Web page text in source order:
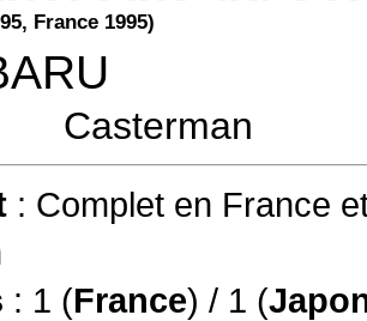
, France 1995)
Casterman
: Complet en France
: 1 (France) / 1 (